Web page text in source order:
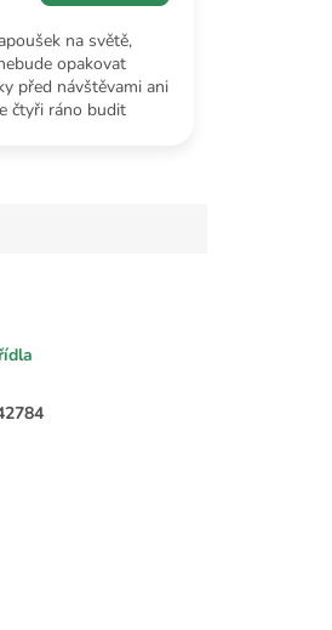
na světě,
opakovat
před návštěvami ani
čtyři ráno budit